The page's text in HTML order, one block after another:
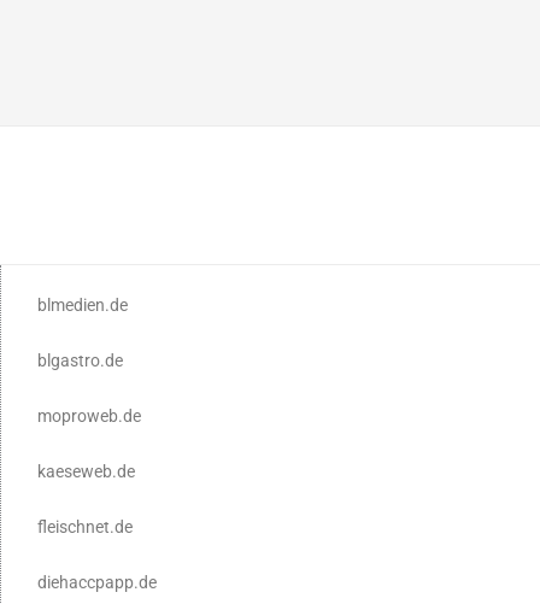
blmedien.de
blgastro.de
moproweb.de
kaeseweb.de
fleischnet.de
diehaccpapp.de